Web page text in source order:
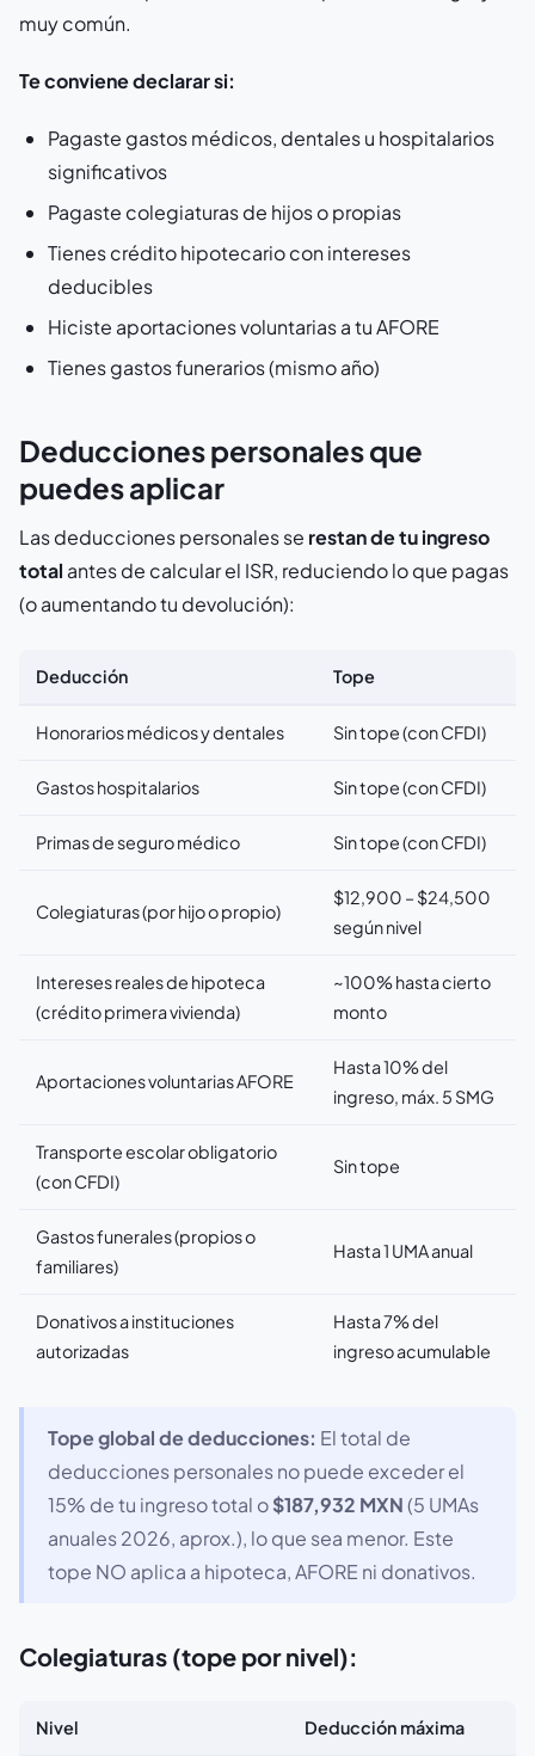
muy común.
Te conviene declarar si:
Pagaste gastos médicos, dentales u hospitalarios
significativos
Pagaste colegiaturas de hijos o propias
Tienes crédito hipotecario con intereses
deducibles
Hiciste aportaciones voluntarias a tu AFORE
Tienes gastos funerarios (mismo año)
Deducciones personales que
puedes aplicar
Las deducciones personales se restan de tu ingreso
total antes de calcular el ISR, reduciendo lo que pagas
(o aumentando tu devolución):
Deducción Tope
Honorarios médicos y dentales Sin tope (con CFDI)
Gastos hospitalarios Sin tope (con CFDI)
Primas de seguro médico Sin tope (con CFDI)
Colegiaturas (por hijo o propio)
$12,900 – $24,500
según nivel
Intereses reales de hipoteca
(crédito primera vivienda)
~100% hasta cierto
monto
Aportaciones voluntarias AFORE
Hasta 10% del
ingreso, máx. 5 SMG
Transporte escolar obligatorio
(con CFDI)
Sin tope
Gastos funerales (propios o
familiares)
Hasta 1 UMA anual
Donativos a instituciones
autorizadas
Hasta 7% del
ingreso acumulable
Tope global de deducciones: El total de
deducciones personales no puede exceder el
15% de tu ingreso total o$187,932 MXN(5 UMAs
anuales 2026, aprox.), lo que sea menor. Este
tope NO aplica a hipoteca, AFORE ni donativos.
Colegiaturas (tope por nivel):
Nivel Deducción máxima